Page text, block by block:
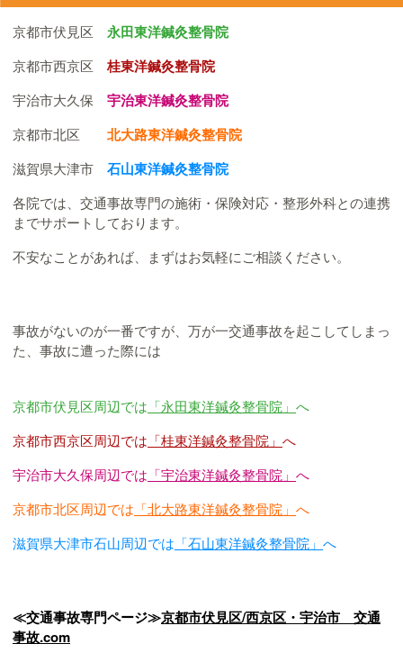
京都市伏見区 永田東洋鍼灸整骨院
京都市西京区 桂東洋鍼灸整骨院
宇治市大久保 宇治東洋鍼灸整骨院
京都市北区 北大路東洋鍼灸整骨院
滋賀県大津市 石山東洋鍼灸整骨院
各院では、交通事故専門の施術・保険対応・整形外科との連携
までサポートしております。
不安なことがあれば、まずはお気軽にご相談ください。
事故がないのが一番ですが、万が一交通事故を起こしてしまっ
た、事故に遭った際には
京都市伏見区周辺では 「永田東洋鍼灸整骨院」 へ
京都市西京区周辺では 「桂東洋鍼灸整骨院」 へ
宇治市大久保周辺では 「宇治東洋鍼灸整骨院」 へ
京都市北区周辺では 「北大路東洋鍼灸整骨院」 へ
滋賀県大津市石山周辺では 「石山東洋鍼灸整骨院」 へ
≪交通事故専門ページ≫京都市伏見区/西京区・宇治市 交通
事故.com